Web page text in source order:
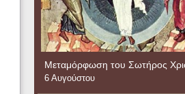
Μεταμόρφωση του Σωτήρος
6 Αυγούστου